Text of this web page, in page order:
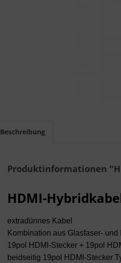
Beschreibung
Produktinformationen
HDMI-
extradünnes Kabel
Kombination aus Glasfaser- und
19pol HDMI-Stecker + 19pol
beidseitig 19pol HDMI-Stecker